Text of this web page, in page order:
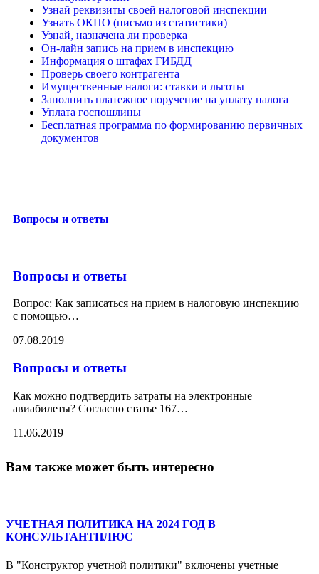
Узнай реквизиты своей налоговой инспекции
Узнать ОКПО (письмо из статистики)
Узнай, назначена ли проверка
Он-лайн запись на прием в инспекцию
Информация о штафах ГИБДД
Проверь своего контрагента
Имущественные налоги: ставки и льготы
Заполнить платежное поручение на уплату налога
Уплата госпошлины
Бесплатная программа по формированию первичных
документов
Вопросы и ответы
Вопросы и ответы
Вопрос: Как записаться на прием в налоговую инспекцию
с помощью…
07.08.2019
Вопросы и ответы
Как можно подтвердить затраты на электронные
авиабилеты? Согласно статье 167…
11.06.2019
Вам также может быть интересно
УЧЕТНАЯ ПОЛИТИКА НА 2024 ГОД В
КОНСУЛЬТАНТПЛЮС
В "Конструктор учетной политики" включены учетные